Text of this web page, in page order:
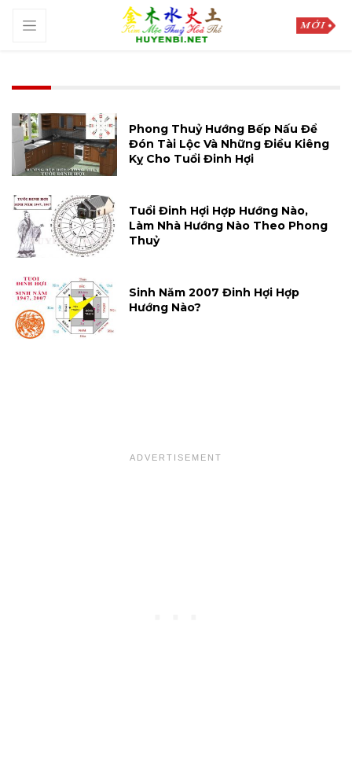
Phong Thuỷ Hướng Bếp Nấu Để
Đón Tài Lộc Và Những Điều Kiêng
Kỵ Cho Tuổi Đinh Hợi
Tuổi Đinh Hợi Hợp Hướng Nào,
Làm Nhà Hướng Nào Theo Phong
Thuỷ
Sinh Năm 2007 Đinh Hợi Hợp
Hướng Nào?